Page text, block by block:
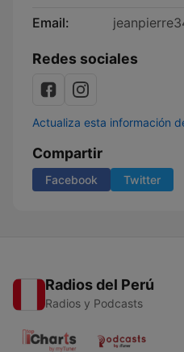
Email:
Redes sociales
Actualiza esta información
Compartir
Facebook Twitter
Radios del Perú
Radios y Podcasts